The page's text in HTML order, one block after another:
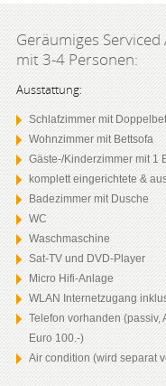
Geräumiges
mit 3-4 Personen:
Ausstattung:
Schlafzimmer mit
Wohnzimmer mit Bettsofa
Gäste-/Kinderzimmer mit 1
komplett eingerichtete &
Badezimmer mit Dusche
WC
Waschmaschine
Sat-TV und DVD-Player
Micro Hifi-Anlage
WLAN Internetzugang
Telefon vorhanden (passiv,
Euro 100.-)
Air condition (wird separat